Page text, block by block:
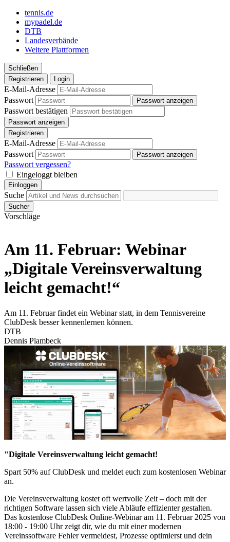
tennis.de
mypadel.de
DTB
Landesverbände
Weitere Plattformen
Schließen
Registrieren
Login
E-Mail-Adresse
Passwort
Passwort anzeigen
Passwort bestätigen
Passwort anzeigen
Registrieren
E-Mail-Adresse
Passwort
Passwort anzeigen
Passwort vergessen?
Eingeloggt bleiben
Einloggen
Suche
Sucher
Vorschläge
Am 11. Februar: Webinar
„Digitale Vereinsverwaltung
leicht gemacht!“
Am 11. Februar findet ein Webinar statt, in dem Tennisvereine
ClubDesk besser kennenlernen können.
DTB
Dennis Plambeck
"Digitale Vereinsverwaltung leicht gemacht!
Spart 50% auf ClubDesk und meldet euch zum kostenlosen Webinar
an.
Die Vereinsverwaltung kostet oft wertvolle Zeit – doch mit der
richtigen Software lassen sich viele Abläufe effizienter gestalten.
Das kostenlose ClubDesk Online-Webinar am 11. Februar 2025 von
18:00 - 19:00 Uhr zeigt dir, wie du mit einer modernen
Vereinssoftware Fehler vermeidest, Prozesse optimierst und dein